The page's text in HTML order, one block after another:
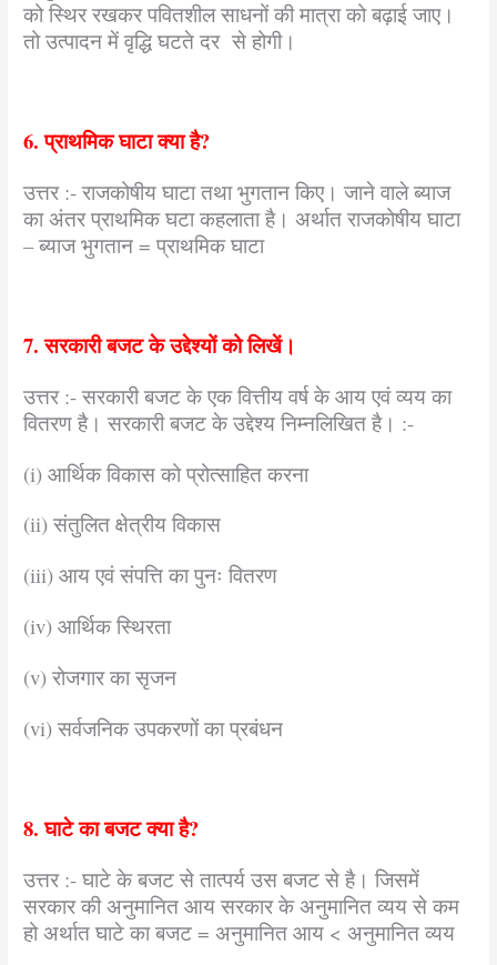
को स्थिर रखकर पवितशील साधनों की मात्रा को बढ़ाई जाए।
तो उत्पादन में वृद्धि घटते दर से होगी।
6. प्राथमिक घाटा क्या है?
उत्तर :- राजकोषीय घाटा तथा भुगतान किए। जाने वाले ब्याज
का अंतर प्राथमिक घटा कहलाता है। अर्थात राजकोषीय घाटा
– ब्याज भुगतान = प्राथमिक घाटा
7. सरकारी बजट के उद्देश्यों को लिखें।
उत्तर :- सरकारी बजट के एक वित्तीय वर्ष के आय एवं व्यय का
वितरण है। सरकारी बजट के उद्देश्य निम्नलिखित है। :-
(i) आर्थिक विकास को प्रोत्साहित करना
(ii) संतुलित क्षेत्रीय विकास
(iii) आय एवं संपत्ति का पुनः वितरण
(iv) आर्थिक स्थिरता
(v) रोजगार का सृजन
(vi) सर्वजनिक उपकरणों का प्रबंधन
8. घाटे का बजट क्या है?
उत्तर :- घाटे के बजट से तात्पर्य उस बजट से है‌। जिसमें
सरकार की अनुमानित आय सरकार के अनुमानित व्यय से कम
हो अर्थात घाटे का बजट = अनुमानित आय < अनुमानित व्यय